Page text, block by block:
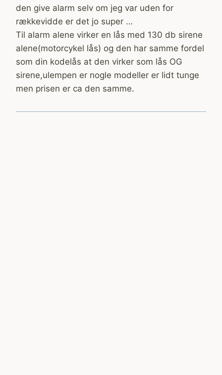
den give alarm selv om jeg var uden for
rækkevidde er det jo super …
Til alarm alene virker en lås med 130 db sirene
alene(motorcykel lås) og den har samme fordel
som din kodelås at den virker som lås OG
sirene,ulempen er nogle modeller er lidt tunge
men prisen er ca den samme.